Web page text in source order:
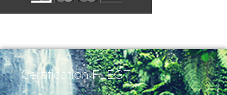
Certification FLEGT